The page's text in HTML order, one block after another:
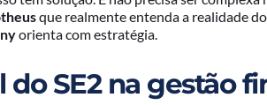
que realmente entenda a realidade
orienta com estratégia.
do SE2 na gestão